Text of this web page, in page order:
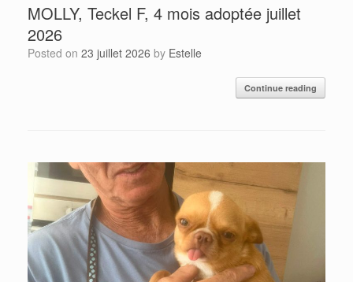
MOLLY, Teckel F, 4 mois adoptée juillet
2026
Posted on 23 juillet 2026 by Estelle
Continue reading